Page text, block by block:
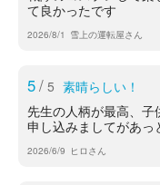
て良かったです
2026/8/1 雪上の運転屋さん
5/ 5 素晴らしい！
先生の人柄が最高、
申し込みましてがあっ
2026/6/9 ヒロさん